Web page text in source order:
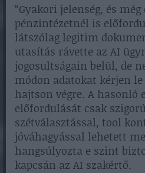
“Gyakori jelenség, és
pénzintézetnél is
látszólag legitim
utasítás rávette az AI
jogosultságain belül, de
módon adatokat kérjen
hajtson végre. A hasonló
előfordulását csak
szétválasztással, tool
jóváhagyással lehetett
hangsúlyozta e szint
kapcsán az AI szakértő.